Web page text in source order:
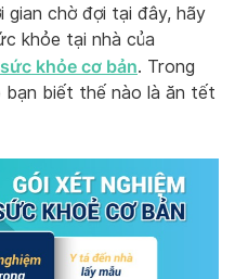
gian chờ đợi tại đây, hãy
khỏe tại nhà của
khỏe cơ bản. Trong
biết thế nào là ăn tết